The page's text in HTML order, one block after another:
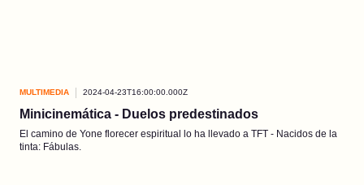
MULTIMEDIA 2024-04-23T16:00:00.000Z
Minicinemática - Duelos predestinados
El camino de Yone florecer espiritual lo ha llevado a TFT - Nacidos de la
tinta: Fábulas.